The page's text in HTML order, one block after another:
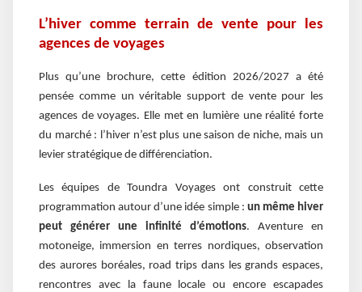
L’hiver comme terrain de vente pour les
agences de voyages
Plus qu’une brochure, cette édition 2026/2027 a été
pensée comme un véritable support de vente pour les
agences de voyages. Elle met en lumière une réalité forte
du marché : l’hiver n’est plus une saison de niche, mais un
levier stratégique de différenciation.
Les équipes de Toundra Voyages ont construit cette
programmation autour d’une idée simple : un même hiver
peut générer une infinité d’émotions. Aventure en
motoneige, immersion en terres nordiques, observation
des aurores boréales, road trips dans les grands espaces,
rencontres avec la faune locale ou encore escapades